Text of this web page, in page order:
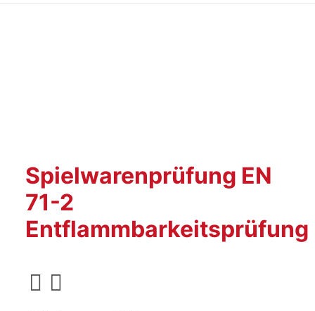
Spielwarenprüfung EN
71-2
Entflammbarkeitsprüfung